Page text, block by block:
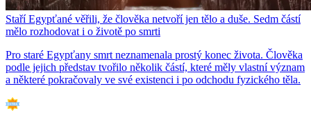
Staří Egypťané věřili, že člověka netvoří jen tělo a duše. Sedm částí
mělo rozhodovat i o životě po smrti
Pro staré Egypťany smrt neznamenala prostý konec života. Člověka
podle jejich představ tvořilo několik částí, které měly vlastní význam
a některé pokračovaly ve své existenci i po odchodu fyzického těla.